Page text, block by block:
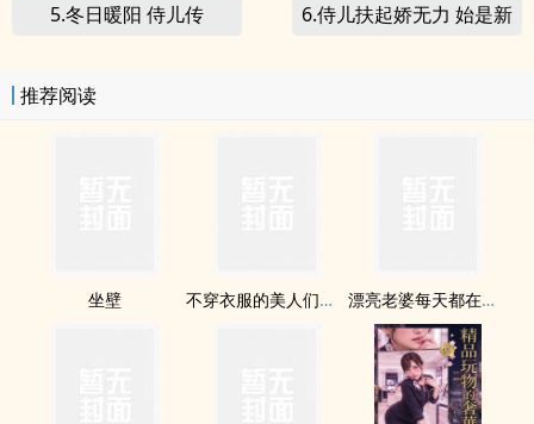
5.冬日暖阳 侍儿传
6.侍儿扶起娇无力 始是新
推荐阅读
坐壁 不穿衣服的美人们（np） 漂亮老婆每天都在钓我【双/1v1】